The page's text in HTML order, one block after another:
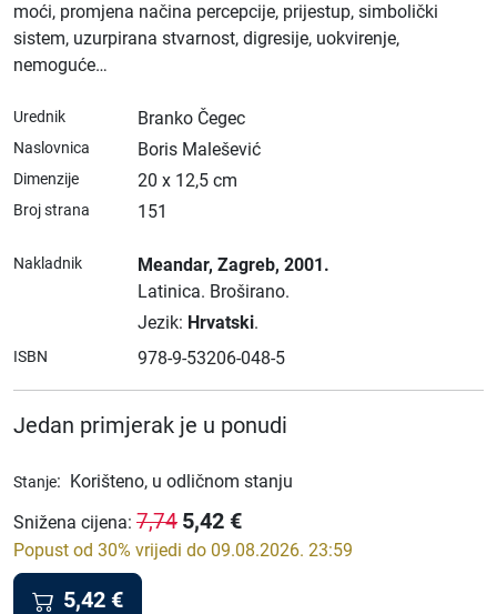
moći, promjena načina percepcije, prijestup, simbolički
sistem, uzurpirana stvarnost, digresije, uokvirenje,
nemoguće…
Urednik Branko Čegec
Naslovnica Boris Malešević
Dimenzije 20 x 12,5 cm
Broj strana 151
Nakladnik Meandar, Zagreb, 2001.
Latinica. Broširano.
Jezik: Hrvatski.
ISBN 978-9-53206-048-5
Jedan primjerak je u ponudi
Stanje: Korišteno, u odličnom stanju
Snižena cijena: 7,74 5,42 €
Popust od 30% vrijedi do 09.08.2026. 23:59
5,42 €